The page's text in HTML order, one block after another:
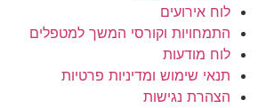
לוח אירועים
התמחויות וקורסי המשך למטפלים
לוח מודעות
תנאי שימוש ומדיניות פרטיות
הצהרת נגישות